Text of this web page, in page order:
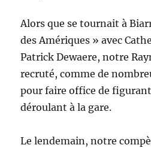
Alors que se tournait à
des Amériques » avec
Patrick Dewaere, notre
recruté, comme de
pour faire office de figurant
déroulant à la gare.
Le lendemain, notre